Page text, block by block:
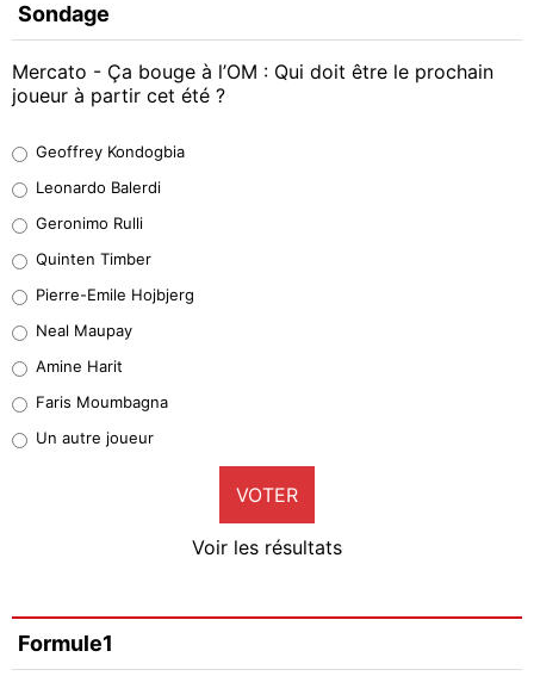
Sondage
Mercato - Ça bouge à l’OM : Qui doit être le prochain
joueur à partir cet été ?
38%
32%
5%
1%
9%
Faris Moumbagna
5%
Geoffrey Kondogbia
Leonardo Balerdi
Geronimo Rulli
Quinten Timber
Pierre-Emile Hojbjerg
Neal Maupay
Amine Harit
Faris Moumbagna
Un autre joueur
VOTER
Voir les résultats
Formule1